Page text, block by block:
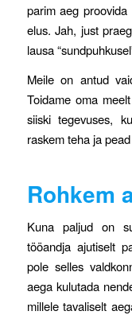
parim aeg
elus. Jah, just
lausa
Meile on antud
Toidame oma
siiski tegevuses,
raskem teha ja
Rohkem
Kuna paljud on
tööandja ajutiselt
pole selles
aega kulutada
millele tavaliselt